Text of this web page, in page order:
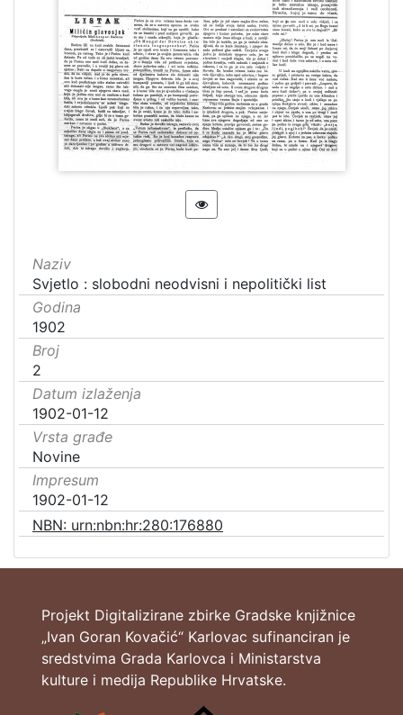
Naziv
Svjetlo : slobodni neodvisni i nepolitički list
Godina
1902
Broj
2
Datum izlaženja
1902-01-12
Vrsta građe
Novine
Impresum
1902-01-12
NBN: urn:nbn:hr:280:176880
Projekt Digitalizirane zbirke Gradske knjižnice
„Ivan Goran Kovačić“ Karlovac sufinanciran je
sredstvima Grada Karlovca i Ministarstva
kulture i medija Republike Hrvatske.